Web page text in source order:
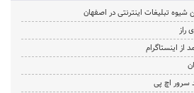
تبلیغات اینترنتی در اصفهان
راز
از اینستاگرام